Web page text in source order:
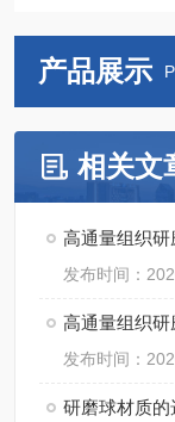
产品展示
相关文
高通量组织研
发布时间：
高通量组织
发布时间：
研磨球材质